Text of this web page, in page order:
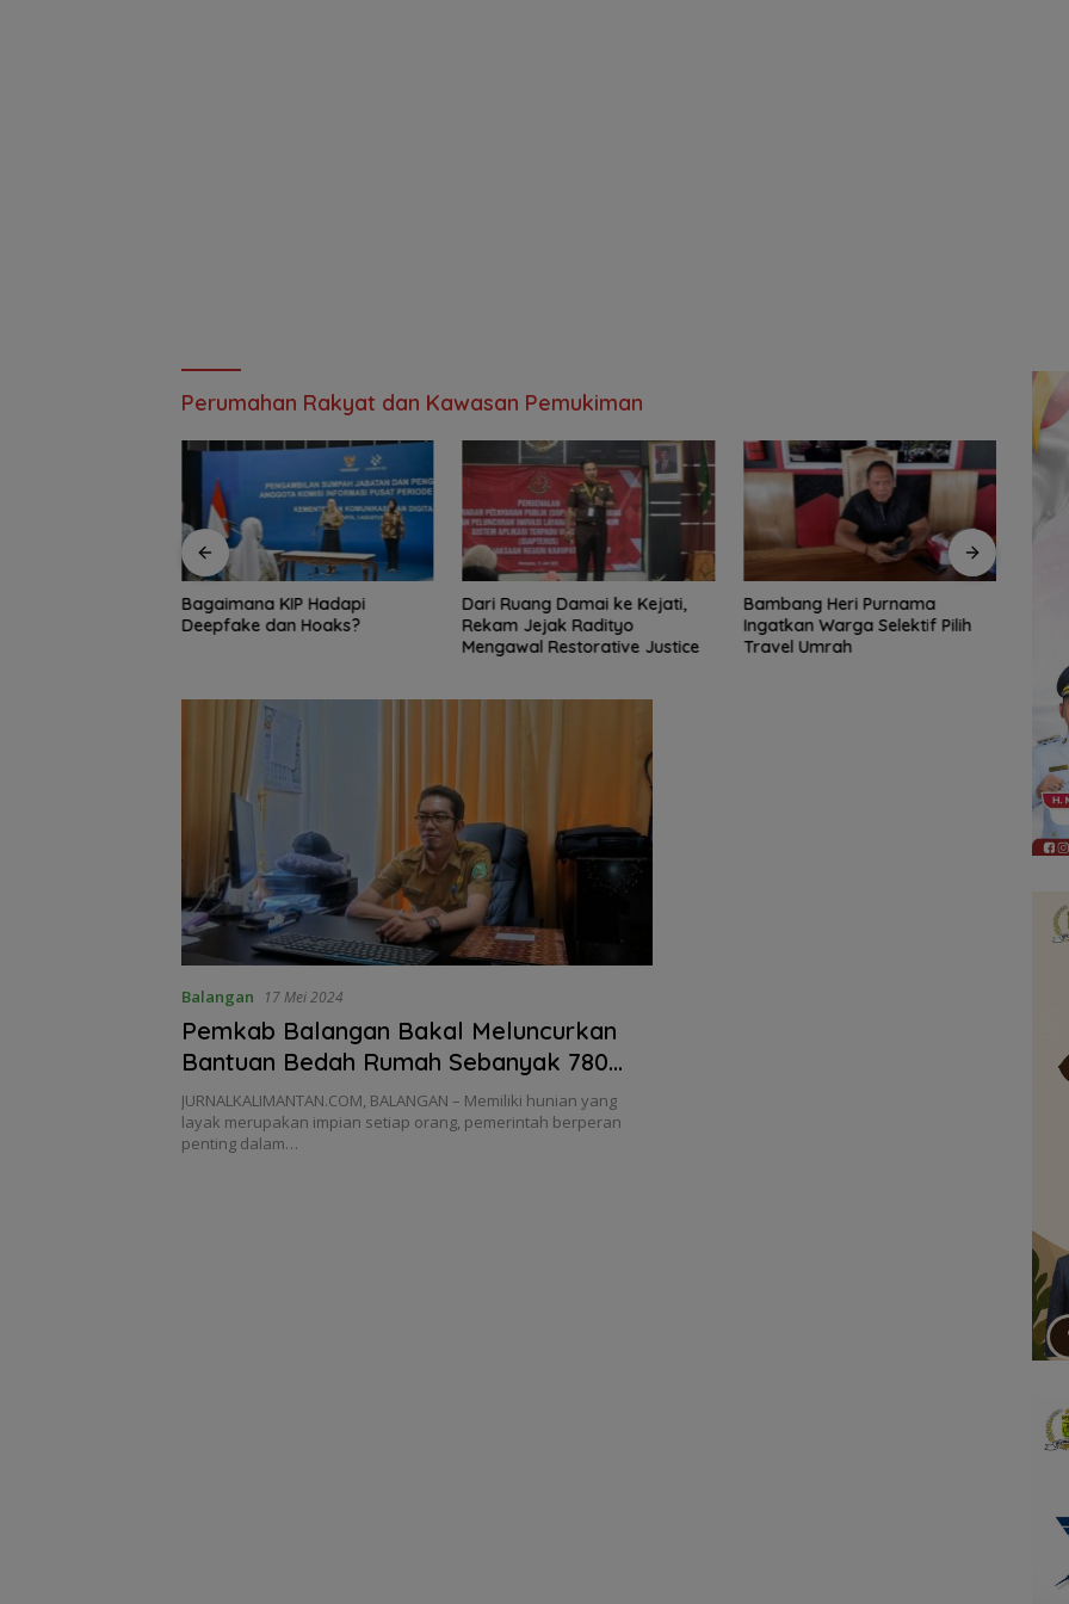
Perumahan Rakyat dan Kawasan Pemukiman
Dari Ruang Damai ke Kejati,
Rekam Jejak Radityo
Bambang Heri Purnama
Ingatkan Warga Selektif Pilih
Travel Umrah
Bangun Banua Gandeng Media,
Perkuat Transparansi
Balangan 17 Mei 2024
Pemkab Balangan Bakal Meluncurkan
Bantuan Bedah Rumah Sebanyak 780
Unit Tahun 2024
JURNALKALIMANTAN.COM, BALANGAN – Memiliki hunian yang
layak merupakan impian setiap orang, pemerintah berperan
penting dalam…